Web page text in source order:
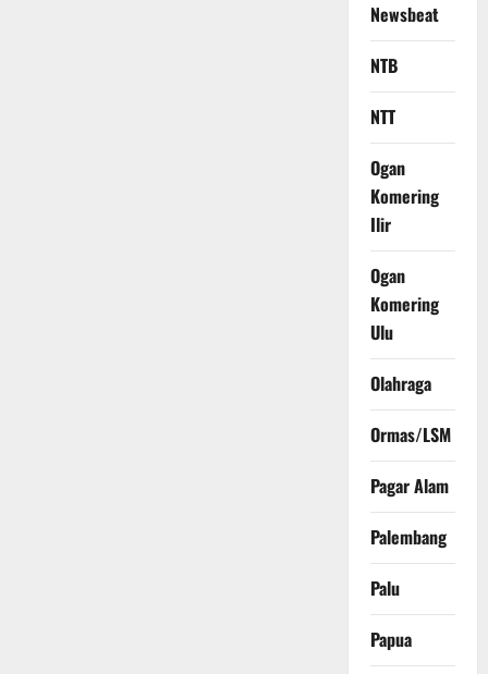
Newsbeat
NTB
NTT
Ogan
Komering
Ilir
Ogan
Komering
Ulu
Olahraga
Ormas/LSM
Pagar Alam
Palembang
Palu
Papua